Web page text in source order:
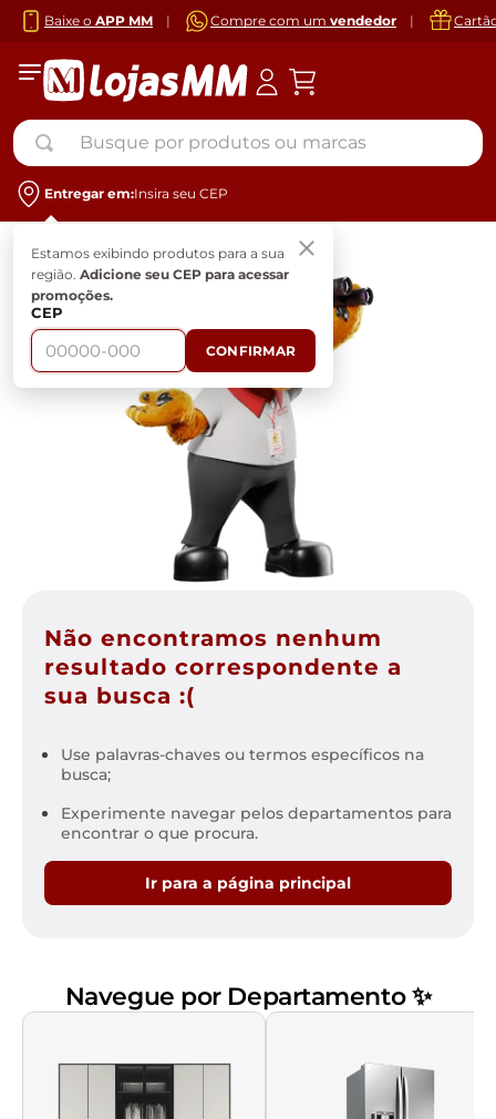
Baixe o APP MM | Compre com um vendedor |
Busque por produtos ou marcas
Entregar em:Insira seu CEP
Estamos exibindo produtos para a sua
região. Adicione seu CEP para acessar
promoções.
CEP
CONFIRMAR
Não encontramos nenhum
resultado correspondente a
sua busca :(
Use palavras-chaves ou termos específicos na
busca;
Experimente navegar pelos departamentos para
encontrar o que procura.
Ir para a página principal
Navegue por Departamento ✨